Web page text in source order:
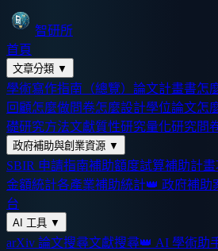
智研所
首頁
文章分類 ▼
學術寫作指南（總覽） 論文計畫書怎
回顧怎麼做問卷怎麼設計學位論文怎
礎研究方法文獻質性研究量化研究問
政府補助與創業資源 ▼
SBIR 申請指南補助額度試算補助計
金額統計各產業補助統計👑 政府補助
台
AI 工具 ▼
arXiv 論文搜尋文獻搜尋👑 AI 學術助